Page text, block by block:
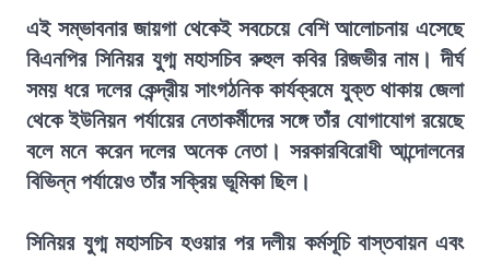
এই সম্ভাবনার জায়গা থেকেই সবচেয়ে বেশি আলোচনায় এসেছে
বিএনপির সিনিয়র যুগ্ম মহাসচিব রুহুল কবির রিজভীর নাম। দীর্ঘ
সময় ধরে দলের কেন্দ্রীয় সাংগঠনিক কার্যক্রমে যুক্ত থাকায় জেলা
থেকে ইউনিয়ন পর্যায়ের নেতাকর্মীদের সঙ্গে তাঁর যোগাযোগ রয়েছে
বলে মনে করেন দলের অনেক নেতা। সরকারবিরোধী আন্দোলনের
বিভিন্ন পর্যায়েও তাঁর সক্রিয় ভূমিকা ছিল।
সিনিয়র যুগ্ম মহাসচিব হওয়ার পর দলীয় কর্মসূচি বাস্তবায়ন এবং